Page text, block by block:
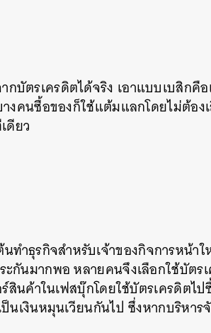
บัตรเครดิตได้จริง เอาแบบเบสิกคื
งคนซื้อของก็ใช้แต้มแลกโดยไม่ต้อง
ดียว
นทำธุรกิจสำหรับเจ้าของกิจการหน้า
กันมากพอ หลายคนจึงเลือกใช้บัตร
สินค้าในเฟสบุ๊กโดยใช้บัตรเครดิตไ
นเงินหมุนเวียนกันไป ซึ่งหากบริหา